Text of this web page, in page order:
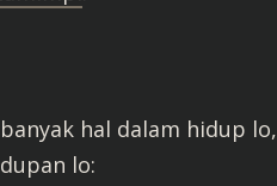
hal dalam hidup
lo: